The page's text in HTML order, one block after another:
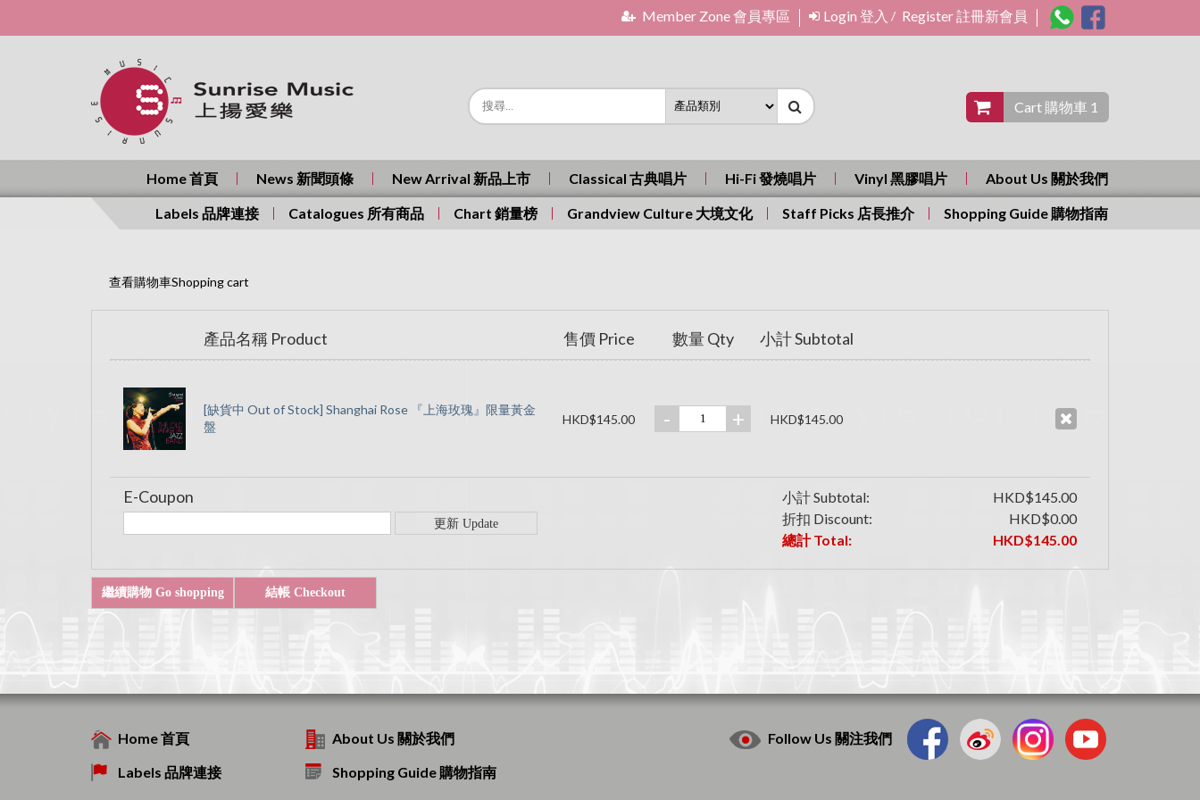
Member Zone 會員專區 Login 登入 / Register 註冊新會員
Cart 購物車 1
Home 首頁 News 新聞頭條 New Arrival 新品上市 Classical 古典唱片 Hi-Fi 發燒唱片 Vinyl 黑膠唱片 About Us 關於我們
Labels 品牌連接 Catalogues 所有商品 Chart 銷量榜 Grandview Culture 大境文化 Staff Picks 店長推介 Shopping Guide 購物指南
查看購物車Shopping cart
產品名稱 Product 售價 Price 數量 Qty 小計 Subtotal
[缺貨中 Out of Stock] Shanghai Rose 『上海玫瑰』限量黃金
盤
HKD$145.00 - + HKD$145.00
E-Coupon 小計 Subtotal:
HKD$145.00
折扣 Discount:
HKD$0.00
總計 Total:
HKD$145.00
Home 首頁
About Us 關於我們
Labels 品牌連接
Shopping Guide 購物指南
Follow Us 關注我們